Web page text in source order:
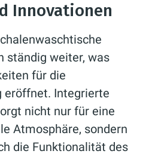
Innovationen
ständig weiter, was
für die
eröffnet. Integrierte
nicht nur für eine
Atmosphäre, sondern
die Funktionalität des